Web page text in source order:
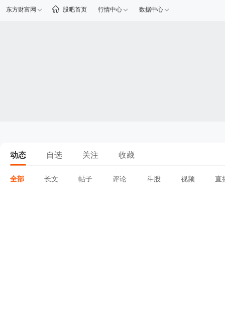
东方财富网 股吧首页 行情中心 数据中心
动态 自选 关注 收藏
全部 长文 帖子 评论 斗股 视频 直